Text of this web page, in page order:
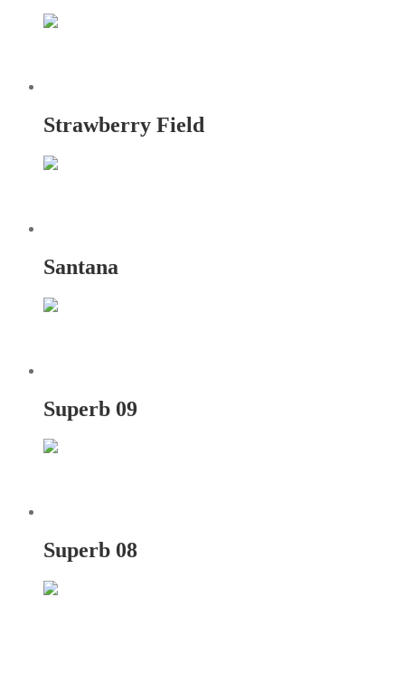
Strawberry Field
Santana
Superb 09
Superb 08